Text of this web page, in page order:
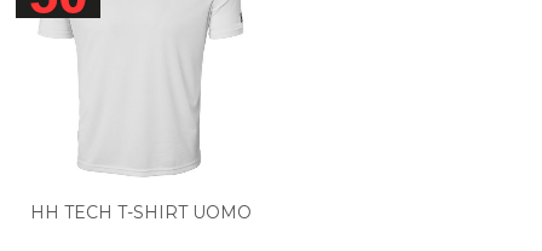
HH TECH T-SHIRT UOMO